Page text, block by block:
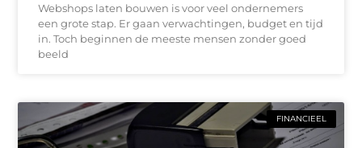
Webshops laten bouwen is voor veel ondernemers
een grote stap. Er gaan verwachtingen, budget en tijd
in. Toch beginnen de meeste mensen zonder goed
beeld
FINANCIEEL